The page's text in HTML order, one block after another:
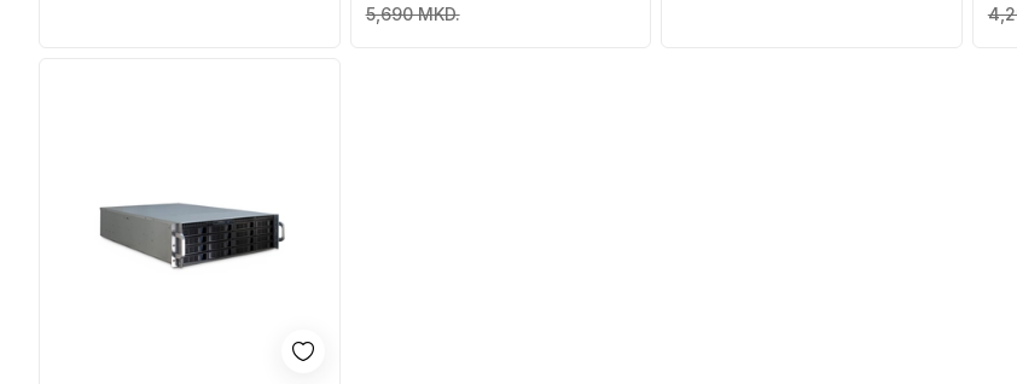
5,690 MKD.